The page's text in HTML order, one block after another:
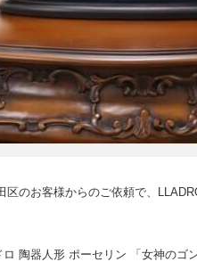
区のお客様からのご依頼で、
ロ 陶器人形 ポーセリン 「女神の